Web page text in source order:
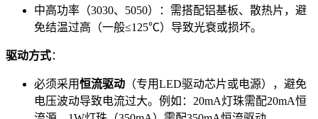
中高功率（3030、5050）：需搭配铝基板、散热片，避
免结温过高（一般≤125℃）导致光衰或损坏。
驱动方式：
必须采用恒流驱动 （专用LED驱动芯片或电源），避免
电压波动导致电流过大。例如：20mA灯珠需配20mA恒